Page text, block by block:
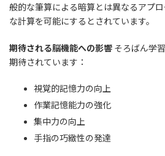
般的な筆算による暗算とは異なるアプ
な計算を可能にするとされています。
期待される脳機能への影響 そろばん学
期待されています：
視覚的記憶力の向上
作業記憶能力の強化
集中力の向上
手指の巧緻性の発達